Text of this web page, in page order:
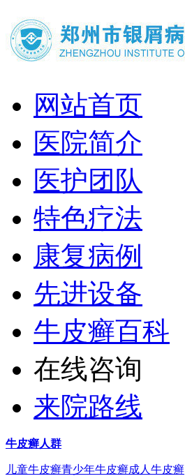
网站首页
医院简介
医护团队
特色疗法
康复病例
先进设备
牛皮癣百科
在线咨询
来院路线
牛皮癣人群
儿童牛皮癣青少年牛皮癣成人牛皮癣